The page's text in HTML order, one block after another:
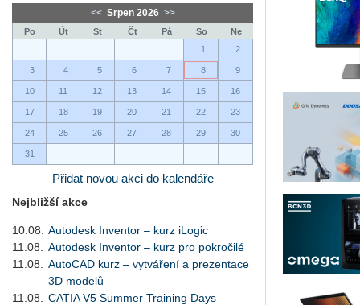
<< Srpen 2026 >>
Po Út St Čt Pá So
Ne
1
2
3 4 5 6 7 8 9
10 11 12 13 14 15 16
17 18 19 20 21 22 23
24 25 26 27 28 29 30
31
Přidat novou akci do kalendáře
Nejbližší akce
10.08.
Autodesk Inventor – kurz iLogic
11.08.
Autodesk Inventor – kurz pro pokročilé
11.08.
AutoCAD kurz – vytváření a prezentace
3D modelů
11.08.
CATIA V5 Summer Training Days